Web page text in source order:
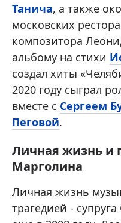
Танича, а также
московских
композитора
альбому на стихи
создал хиты
2020 году сыграл
вместе с Сергеем
Пеговой.
Личная жизнь и
Марголина
Личная жизнь
трагедией -